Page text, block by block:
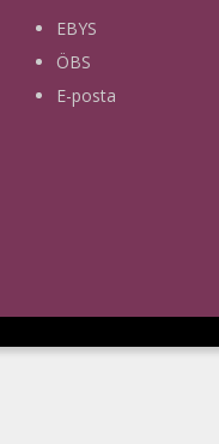
EBYS
ÖBS
E-posta